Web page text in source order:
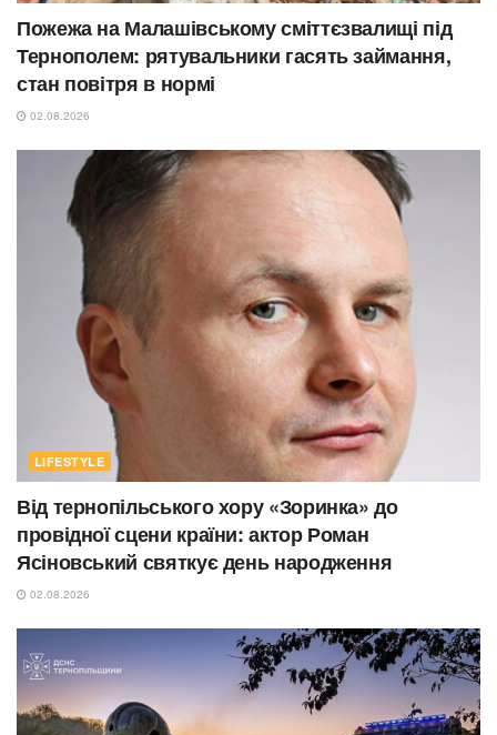
Пожежа на Малашівському сміттєзвалищі під
Тернополем: рятувальники гасять займання,
стан повітря в нормі
02.08.2026
LIFESTYLE
Від тернопільського хору «Зоринка» до
провідної сцени країни: актор Роман
Ясіновський святкує день народження
02.08.2026